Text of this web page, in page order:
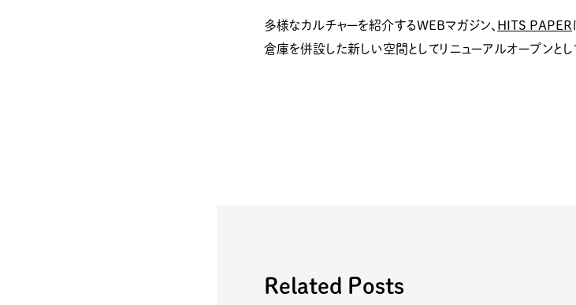
多様なカルチャーを紹介するWEBマガジン、 HITS PAPER
倉庫を併設した新しい空間としてリニューアルオープンとし
Related Posts